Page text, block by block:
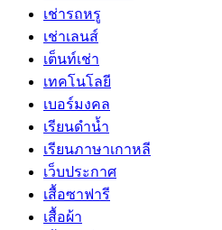
เช่ารถหรู
เช่าเลนส์
เต็นท์เช่า
เทคโนโลยี
เบอร์มงคล
เรียนดำน้ำ
เรียนภาษาเกาหลี
เว็บประกาศ
เสื้อซาฟารี
เสื้อผ้า